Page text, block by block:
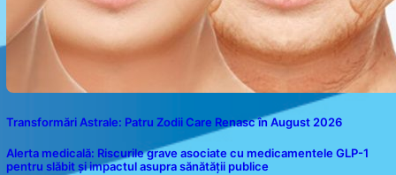
Transformări Astrale: Patru Zodii Care Renasc în August 2026
Alerta medicală: Riscurile grave asociate cu medicamentele GLP-1
pentru slăbit și impactul asupra sănătății publice